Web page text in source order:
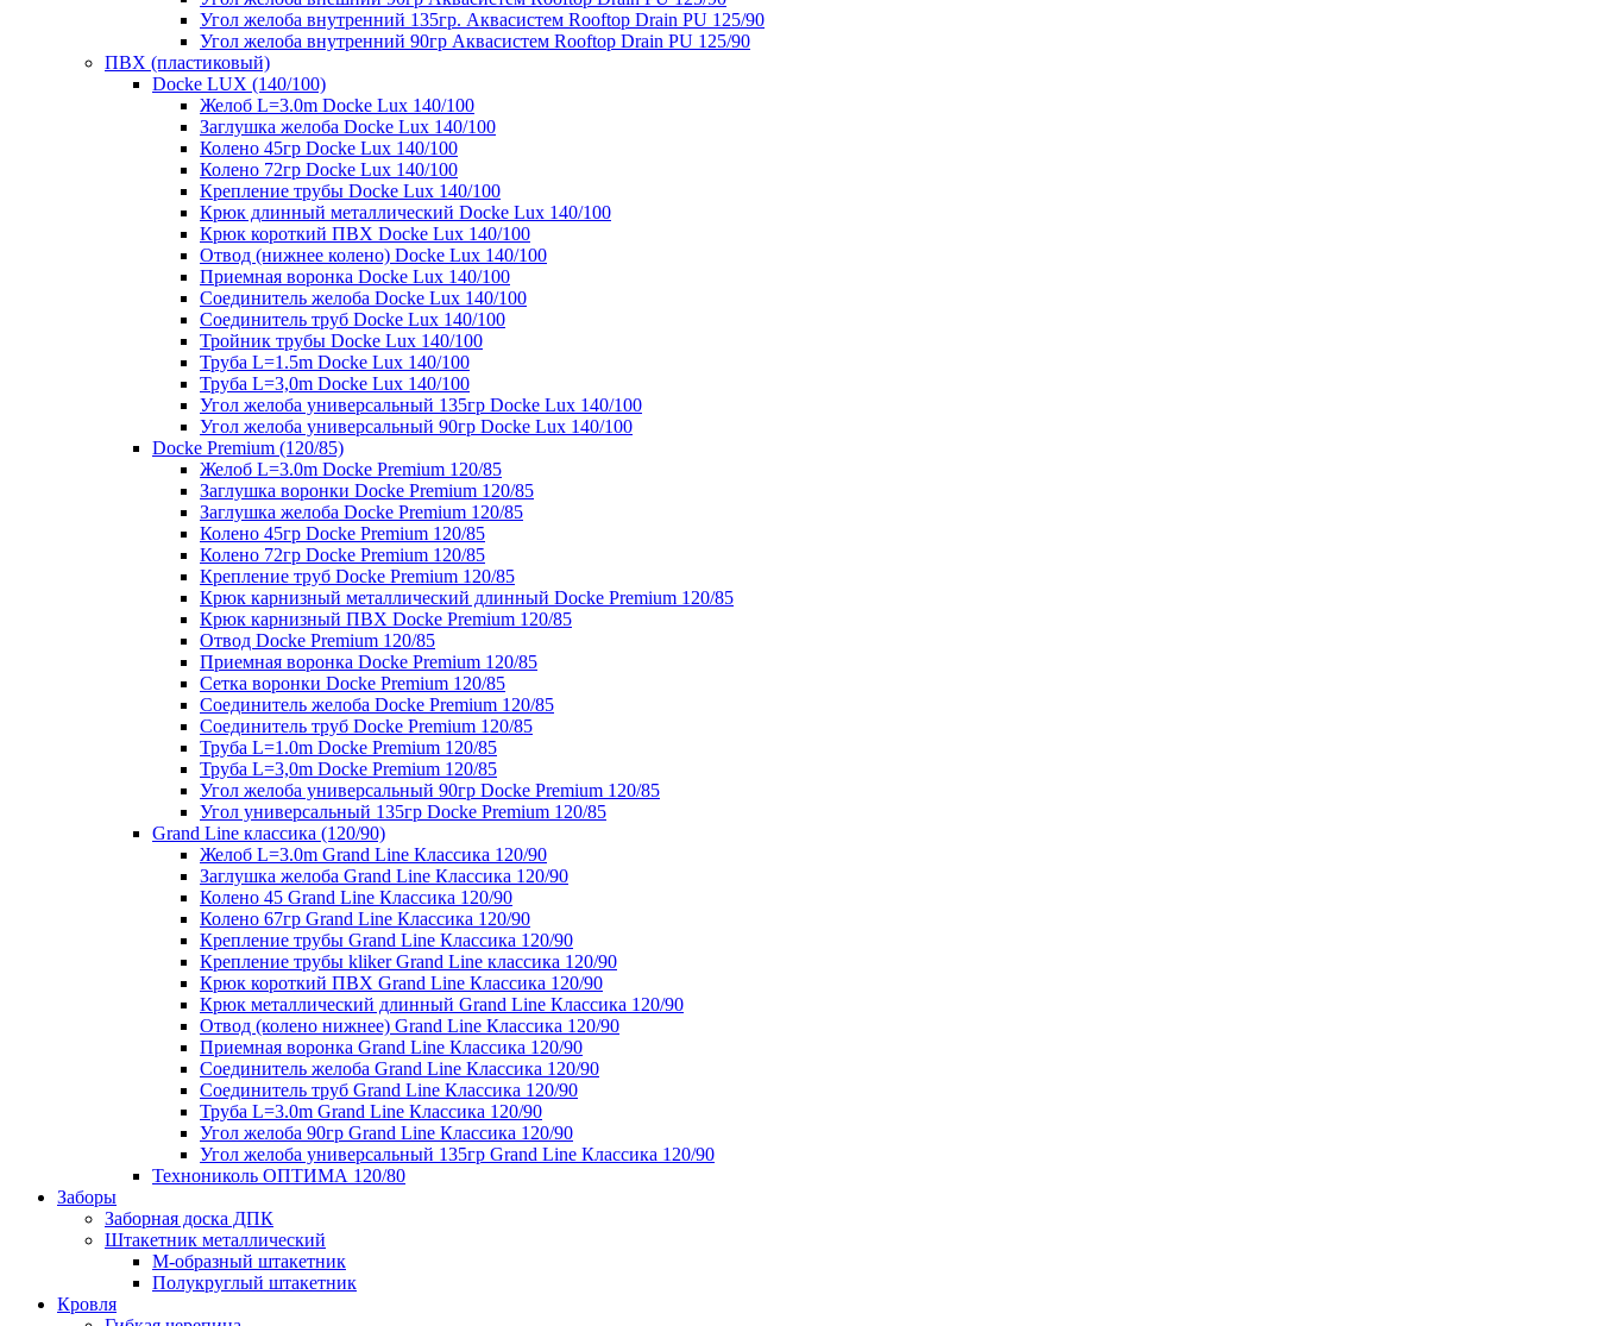
Угол желоба внутренний 135гр. Аквасистем Rooftop Drain PU 125/90
Угол желоба внутренний 90гр Аквасистем Rooftop Drain PU 125/90
ПВХ (пластиковый)
Docke LUX (140/100)
Желоб L=3.0m Docke Lux 140/100
Заглушка желоба Docke Lux 140/100
Колено 45гр Docke Lux 140/100
Колено 72гр Docke Lux 140/100
Крепление трубы Docke Lux 140/100
Крюк длинный металлический Docke Lux 140/100
Крюк короткий ПВХ Docke Lux 140/100
Отвод (нижнее колено) Docke Lux 140/100
Приемная воронка Docke Lux 140/100
Соединитель желоба Docke Lux 140/100
Соединитель труб Docke Lux 140/100
Тройник трубы Docke Lux 140/100
Труба L=1.5m Docke Lux 140/100
Труба L=3,0m Docke Lux 140/100
Угол желоба универсальный 135гр Docke Lux 140/100
Угол желоба универсальный 90гр Docke Lux 140/100
Docke Premium (120/85)
Желоб L=3.0m Docke Premium 120/85
Заглушка воронки Docke Premium 120/85
Заглушка желоба Docke Premium 120/85
Колено 45гр Docke Premium 120/85
Колено 72гр Docke Premium 120/85
Крепление труб Docke Premium 120/85
Крюк карнизный металлический длинный Docke Premium 120/85
Крюк карнизный ПВХ Docke Premium 120/85
Отвод Docke Premium 120/85
Приемная воронка Docke Premium 120/85
Сетка воронки Docke Premium 120/85
Соединитель желоба Docke Premium 120/85
Соединитель труб Docke Premium 120/85
Труба L=1.0m Docke Premium 120/85
Труба L=3,0m Docke Premium 120/85
Угол желоба универсальный 90гр Docke Premium 120/85
Угол универсальный 135гр Docke Premium 120/85
Grand Line классика (120/90)
Желоб L=3.0m Grand Line Классика 120/90
Заглушка желоба Grand Line Классика 120/90
Колено 45 Grand Line Классика 120/90
Колено 67гр Grand Line Классика 120/90
Крепление трубы Grand Line Классика 120/90
Крепление трубы kliker Grand Line классика 120/90
Крюк короткий ПВХ Grand Line Классика 120/90
Крюк металлический длинный Grand Line Классика 120/90
Отвод (колено нижнее) Grand Line Классика 120/90
Приемная воронка Grand Line Классика 120/90
Соединитель желоба Grand Line Классика 120/90
Соединитель труб Grand Line Классика 120/90
Труба L=3.0m Grand Line Классика 120/90
Угол желоба 90гр Grand Line Классика 120/90
Угол желоба универсальный 135гр Grand Line Классика 120/90
Технониколь ОПТИМА 120/80
Заборы
Заборная доска ДПК
Штакетник металлический
М-образный штакетник
Полукруглый штакетник
Кровля